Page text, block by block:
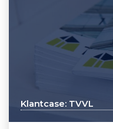
Klantcase: TVVL